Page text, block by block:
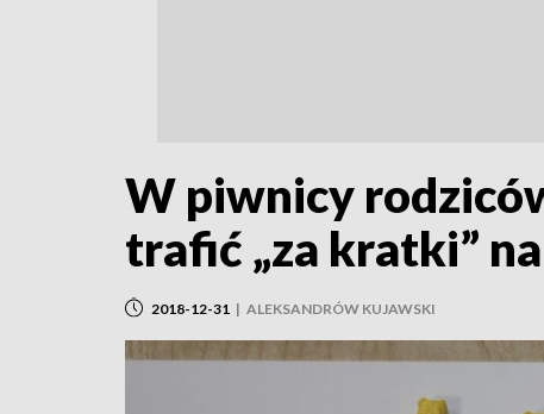
W piwnicy
trafić „za kratki”
2018-12-31 | ALEKSANDRÓW KUJAWSKI